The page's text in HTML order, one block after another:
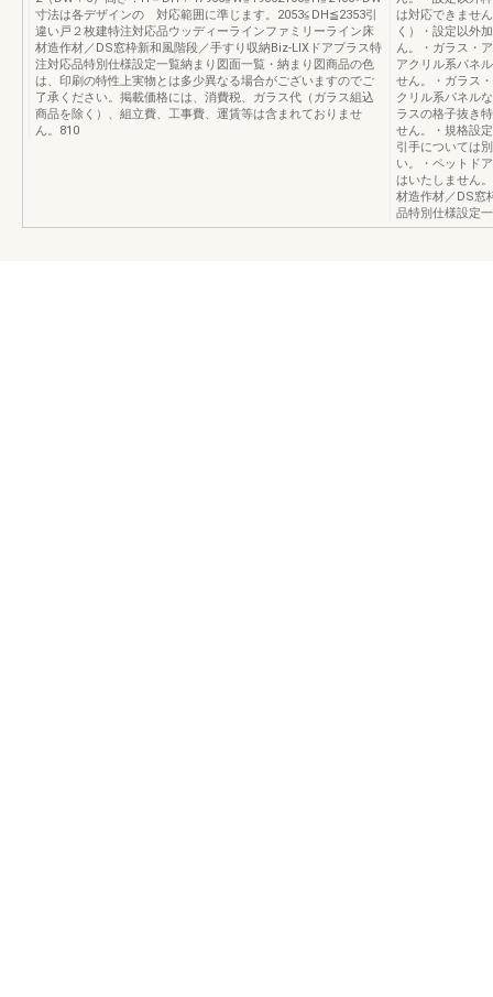
寸法は各デザインの 対応範囲に準じます。2053≦DH≦2353引
違い戸２枚建特注対応品ウッディーラインファミリーライン床
材造作材／DS窓枠新和風階段／手すり収納Biz-LIXドアプラス特
注対応品特別仕様設定一覧納まり図面一覧・納まり図商品の色
は、印刷の特性上実物とは多少異なる場合がございますのでご
了承ください。掲載価格には、消費税、ガラス代（ガラス組込
商品を除く）、組立費、工事費、運賃等は含まれておりませ
ん。810
は対応できませ
く）・設定以外
ん。・ガラス・
アクリル系パネ
せん。・ガラス
クリル系パネル
ラスの格子抜き
せん。・規格設
引手については
い。・ペットド
はいたしません
材造作材／DS窓
品特別仕様設定